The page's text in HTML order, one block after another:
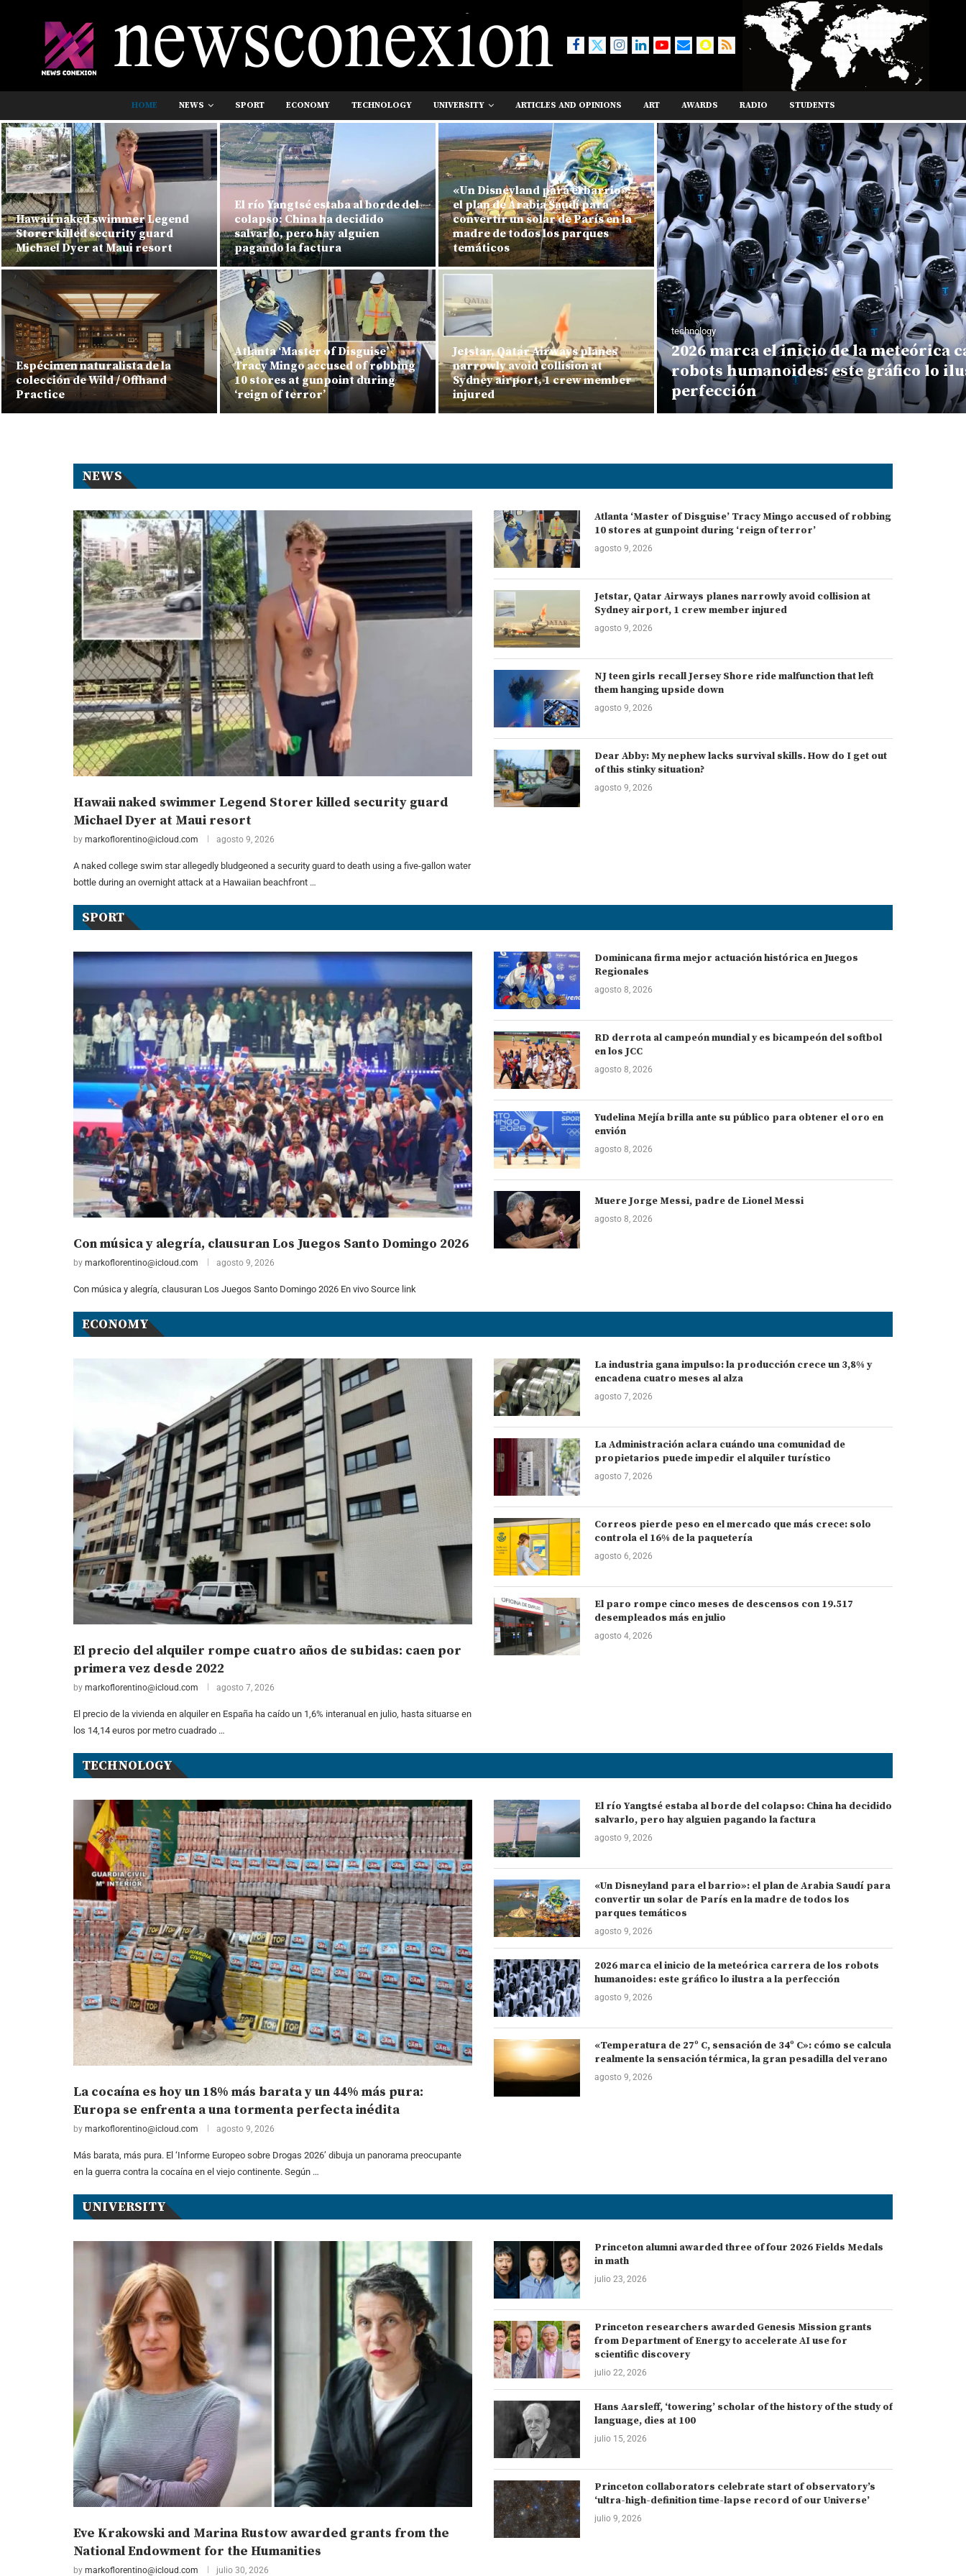
HOME NEWS SPORT ECONOMY TECHNOLOGY UNIVERSITY ARTICLES AND OPINIONS ART AWARDS RADIO STUDENTS
Hawaii naked swimmer Legend
Storer killed security guard
Michael Dyer at Maui resort
Espécimen naturalista de la
colección de Wild / Offhand
Practice
El río Yangtsé estaba al borde del
colapso: China ha decidido
salvarlo, pero hay alguien
pagando la factura
Atlanta ‘Master of Disguise’
Tracy Mingo accused of robbing
10 stores at gunpoint during
‘reign of terror’
«Un Disneyland para el barrio»:
el plan de Arabia Saudí para
convertir un solar de París en la
madre de todos los parques
temáticos
Jetstar, Qatar Airways planes
narrowly avoid collision at
Sydney airport, 1 crew member
injured
technology
2026 marca el inicio de la meteórica
robots humanoides: este gráfico lo
perfección
NEWS
Hawaii naked swimmer Legend Storer killed security guard
Michael Dyer at Maui resort
by markoflorentino@icloud.com agosto 9, 2026
A naked college swim star allegedly bludgeoned a security guard to death using a five-gallon water
bottle during an overnight attack at a Hawaiian beachfront …
Atlanta ‘Master of Disguise’ Tracy Mingo accused of robbing
10 stores at gunpoint during ‘reign of terror’
agosto 9, 2026
Jetstar, Qatar Airways planes narrowly avoid collision at
Sydney airport, 1 crew member injured
agosto 9, 2026
NJ teen girls recall Jersey Shore ride malfunction that left
them hanging upside down
agosto 9, 2026
Dear Abby: My nephew lacks survival skills. How do I get out
of this stinky situation?
agosto 9, 2026
SPORT
Con música y alegría, clausuran Los Juegos Santo Domingo 2026
by markoflorentino@icloud.com agosto 9, 2026
Con música y alegría, clausuran Los Juegos Santo Domingo 2026 En vivo Source link
Dominicana firma mejor actuación histórica en Juegos
Regionales
agosto 8, 2026
RD derrota al campeón mundial y es bicampeón del softbol
en los JCC
agosto 8, 2026
Yudelina Mejía brilla ante su público para obtener el oro en
envión
agosto 8, 2026
Muere Jorge Messi, padre de Lionel Messi
agosto 8, 2026
ECONOMY
El precio del alquiler rompe cuatro años de subidas: caen por
primera vez desde 2022
by markoflorentino@icloud.com agosto 7, 2026
El precio de la vivienda en alquiler en España ha caído un 1,6% interanual en julio, hasta situarse en
los 14,14 euros por metro cuadrado …
La industria gana impulso: la producción crece un 3,8% y
encadena cuatro meses al alza
agosto 7, 2026
La Administración aclara cuándo una comunidad de
propietarios puede impedir el alquiler turístico
agosto 7, 2026
Correos pierde peso en el mercado que más crece: solo
controla el 16% de la paquetería
agosto 6, 2026
El paro rompe cinco meses de descensos con 19.517
desempleados más en julio
agosto 4, 2026
TECHNOLOGY
La cocaína es hoy un 18% más barata y un 44% más pura:
Europa se enfrenta a una tormenta perfecta inédita
by markoflorentino@icloud.com agosto 9, 2026
Más barata, más pura. El ‘Informe Europeo sobre Drogas 2026’ dibuja un panorama preocupante
en la guerra contra la cocaína en el viejo continente. Según …
El río Yangtsé estaba al borde del colapso: China ha decidido
salvarlo, pero hay alguien pagando la factura
agosto 9, 2026
«Un Disneyland para el barrio»: el plan de Arabia Saudí para
convertir un solar de París en la madre de todos los
parques temáticos
agosto 9, 2026
2026 marca el inicio de la meteórica carrera de los robots
humanoides: este gráfico lo ilustra a la perfección
agosto 9, 2026
«Temperatura de 27º C, sensación de 34º C»: cómo se calcula
realmente la sensación térmica, la gran pesadilla del verano
agosto 9, 2026
UNIVERSITY
Eve Krakowski and Marina Rustow awarded grants from the
National Endowment for the Humanities
by markoflorentino@icloud.com julio 30, 2026
Princeton alumni awarded three of four 2026 Fields Medals
in math
julio 23, 2026
Princeton researchers awarded Genesis Mission grants
from Department of Energy to accelerate AI use for
scientific discovery
julio 22, 2026
Hans Aarsleff, ‘towering’ scholar of the history of the study of
language, dies at 100
julio 15, 2026
Princeton collaborators celebrate start of observatory’s
‘ultra-high-definition time-lapse record of our Universe’
julio 9, 2026